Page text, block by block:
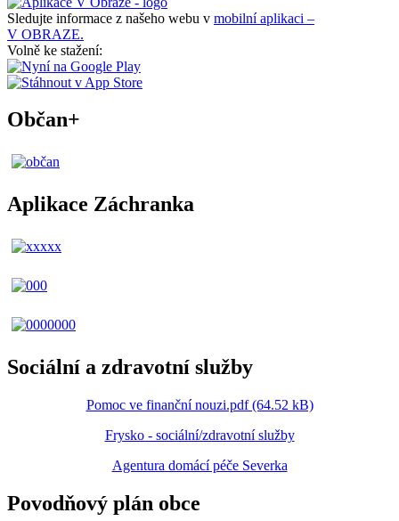
Sledujte informace z našeho webu v mobilní aplikaci –
V OBRAZE.
Volně ke stažení:
Občan+
Aplikace Záchranka
Sociální a zdravotní služby
Pomoc ve finanční nouzi.pdf (64.52 kB)
Frysko - sociální/zdravotní služby
Agentura domácí péče Severka
Povodňový plán obce